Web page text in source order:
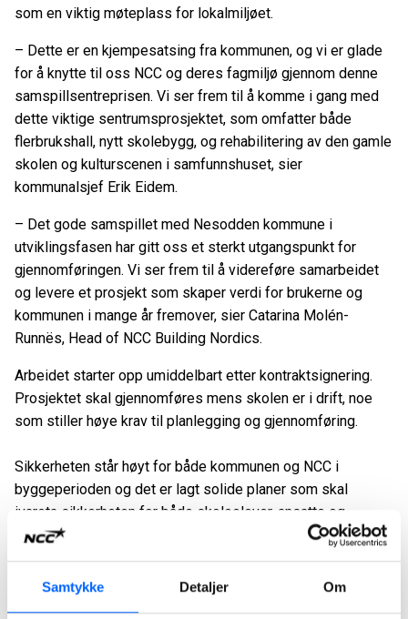
Samtykke Detaljer Om
som en viktig møteplass for lokalmiljøet.
– Dette er en kjempesatsing fra kommunen, og vi er glade
for å knytte til oss NCC og deres fagmiljø gjennom denne
samspillsentreprisen. Vi ser frem til å komme i gang med
dette viktige sentrumsprosjektet, som omfatter både
flerbrukshall, nytt skolebygg, og rehabilitering av den gamle
skolen og kulturscenen i samfunnshuset, sier
kommunalsjef Erik Eidem.
– Det gode samspillet med Nesodden kommune i
utviklingsfasen har gitt oss et sterkt utgangspunkt for
gjennomføringen. Vi ser frem til å videreføre samarbeidet
og levere et prosjekt som skaper verdi for brukerne og
kommunen i mange år fremover, sier Catarina Molén-
Runnës, Head of NCC Building Nordics.
Arbeidet starter opp umiddelbart etter kontraktsignering.
Prosjektet skal gjennomføres mens skolen er i drift, noe
som stiller høye krav til planlegging og gjennomføring.
Sikkerheten står høyt for både kommunen og NCC i
byggeperioden og det er lagt solide planer som skal
ivareta sikkerheten for både skoleelever, ansatte og
besøkende på skolen.
Kontrakten har en verdi påMNOK 345 og ordreregistreres i